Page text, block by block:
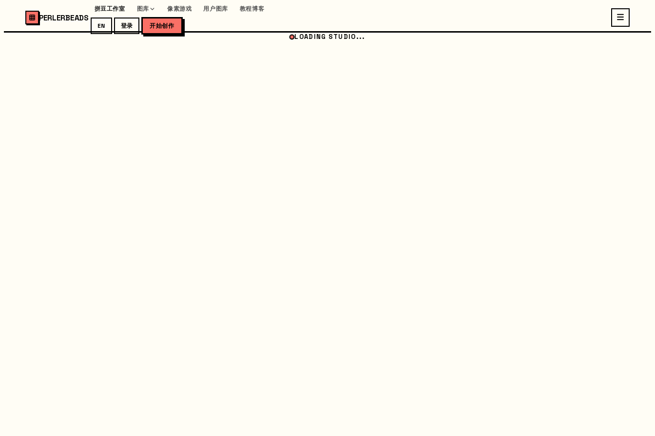
PERLERBEADS
拼豆工作室 图库 像素游戏 用户图库 教程博客
EN 登录 开始创作
LOADING STUDIO...